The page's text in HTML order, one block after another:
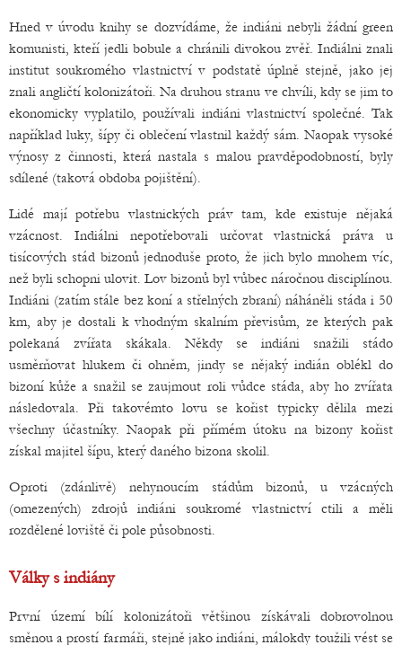
Hned v úvodu knihy se dozvídáme, že indiáni nebyli žádní green
komunisti, kteří jedli bobule a chránili divokou zvěř. Indiálni znali
institut soukromého vlastnictví v podstatě úplně stejně, jako jej
znali angličtí kolonizátoři. Na druhou stranu ve chvíli, kdy se jim to
ekonomicky vyplatilo, používali indiáni vlastnictví společné. Tak
například luky, šípy či oblečení vlastnil každý sám. Naopak vysoké
výnosy z činnosti, která nastala s malou pravděpodobností, byly
sdílené (taková obdoba pojištění).
Lidé mají potřebu vlastnických práv tam, kde existuje nějaká
vzácnost. Indiálni nepotřebovali určovat vlastnická práva u
tisícových stád bizonů jednoduše proto, že jich bylo mnohem víc,
než byli schopni ulovit. Lov bizonů byl vůbec náročnou disciplínou.
Indiáni (zatím stále bez koní a střelných zbraní) náháněli stáda i 50
km, aby je dostali k vhodným skalním převisům, ze kterých pak
polekaná zvířata skákala. Někdy se indiáni snažili stádo
usměrňovat hlukem či ohněm, jindy se nějaký indián oblékl do
bizoní kůže a snažil se zaujmout roli vůdce stáda, aby ho zvířata
následovala. Při takovémto lovu se kořist typicky dělila mezi
všechny účastníky. Naopak při přímém útoku na bizony kořist
získal majitel šípu, který daného bizona skolil.
Oproti (zdánlivě) nehynoucím stádům bizonů, u vzácných
(omezených) zdrojů indiáni soukromé vlastnictví ctili a měli
rozdělené loviště či pole působnosti.
Války s indiány
První území bílí kolonizátoři většinou získávali dobrovolnou
směnou a prostí farmáři, stejně jako indiáni, málokdy toužili vést se